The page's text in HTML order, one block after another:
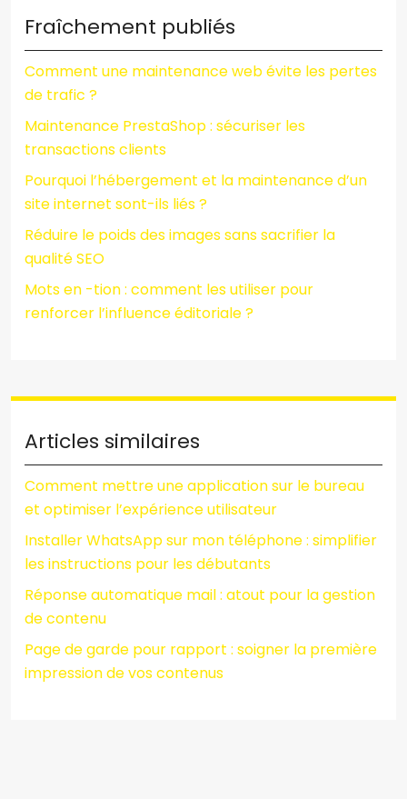
Fraîchement publiés
Comment une maintenance web évite les pertes
de trafic ?
Maintenance PrestaShop : sécuriser les
transactions clients
Pourquoi l’hébergement et la maintenance d’un
site internet sont-ils liés ?
Réduire le poids des images sans sacrifier la
qualité SEO
Mots en -tion : comment les utiliser pour
renforcer l’influence éditoriale ?
Articles similaires
Comment mettre une application sur le bureau
et optimiser l’expérience utilisateur
Installer WhatsApp sur mon téléphone : simplifier
les instructions pour les débutants
Réponse automatique mail : atout pour la gestion
de contenu
Page de garde pour rapport : soigner la première
impression de vos contenus